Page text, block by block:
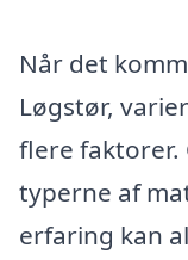
Når det
Løgstør,
flere faktorer.
typerne af
erfaring kan